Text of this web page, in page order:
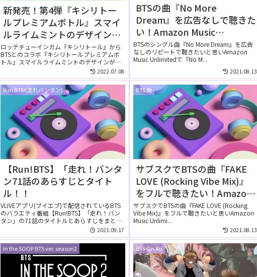
新発売！第4弾『キシリトー
ルプレミアムボトル』スマイ
ルライムミントのデザインは
全7種！2021年12月21日発
売！
ロッテチューインガム『キシリトール』から
BTSとのコラボ『キシリトールプレミアムボ
トル』スマイルライムミントのデザインが発
2022.07.08
BTSの曲『No More
Dream』を広告なしで聴きた
い！Amazon Music
Unlimitedの無料お試しでリ
ピートして聴ける？
BTSのシングル曲『No More Dream』を広告
なしのリピートで聴きたいと思いAmazon
Music Unlimitedで『No M...
2021.08.13
Run BTS!(走れバンタン)
【Run!BTS】「走れ！バンタ
ン71話のあらすじとタイト
ル！！
VLIVEアプリ(ブイエプ)で配信されているBTS
のバラエティ番組【Run!BTS】「走れ！バン
タン」の71話のタイトルとあらすじをまとめ
2021.09.17
BTS 曲
サブスクでBTSの曲『FAKE
LOVE (Rocking Vibe Mix)』
をフルで聴きたい！Amazon
Music Unlimitedでは無料で
聴ける？
サブスクでBTSの曲『FAKE LOVE (Rocking
Vibe Mix)』をフルで聴きたいと思いAmazon
Music Unlimi...
2021.08.13
In the SOOP BTS ver. season2 BTS On Air